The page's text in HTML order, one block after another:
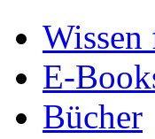
Copyright